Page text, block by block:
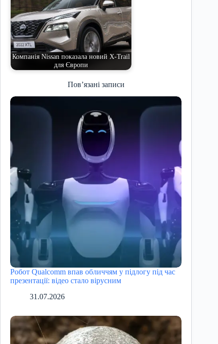
Компанія Nissan показала новий X-Trail
для Європи
Пов’язані записи
Робот Qualcomm впав обличчям у підлогу під час
презентації: відео стало вірусним
31.07.2026